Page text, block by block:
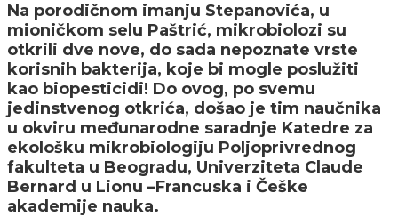
Na porodičnom imanju Stepanovića, u
mioničkom selu Paštrić, mikrobiolozi su
otkrili dve nove, do sada nepoznate vrste
korisnih bakterija, koje bi mogle poslužiti
kao biopesticidi! Do ovog, po svemu
jedinstvenog otkrića, došao je tim naučnika
u okviru međunarodne saradnje Katedre za
ekološku mikrobiologiju Poljoprivrednog
fakulteta u Beogradu, Univerziteta Claude
Bernard u Lionu –Francuska i Češke
akademije nauka.